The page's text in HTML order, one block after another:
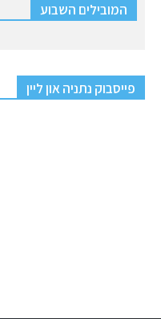
המובילים השבוע
פייסבוק נתניה און ליין